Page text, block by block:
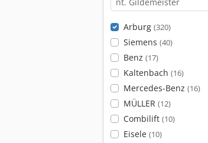
Arburg (320)
Siemens (40)
Benz (17)
Kaltenbach (16)
Mercedes-Benz (16)
MÜLLER (12)
Combilift (10)
Eisele (10)